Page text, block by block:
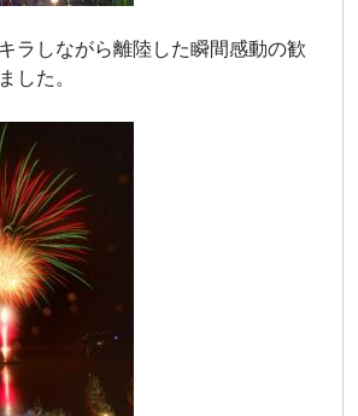
ラしながら離陸した瞬間感動の歓
した。